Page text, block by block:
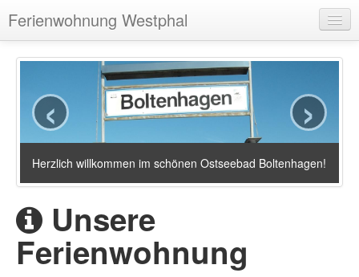
Ferienwohnung Westphal
Umgebung
Wetter
Facebook
Herzlich willkommen im schönen Ostseebad Boltenhagen!
‹ ›
Unsere
Ferienwohnung